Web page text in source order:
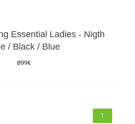
Essential Ladies - Nigth
/ Black / Blue
899€
1